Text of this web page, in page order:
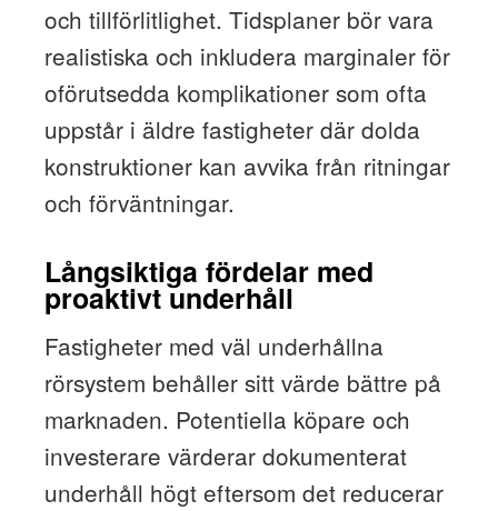
och tillförlitlighet. Tidsplaner bör vara
realistiska och inkludera marginaler för
oförutsedda komplikationer som ofta
uppstår i äldre fastigheter där dolda
konstruktioner kan avvika från ritningar
och förväntningar.
Långsiktiga fördelar med
proaktivt underhåll
Fastigheter med väl underhållna
rörsystem behåller sitt värde bättre på
marknaden. Potentiella köpare och
investerare värderar dokumenterat
underhåll högt eftersom det reducerar